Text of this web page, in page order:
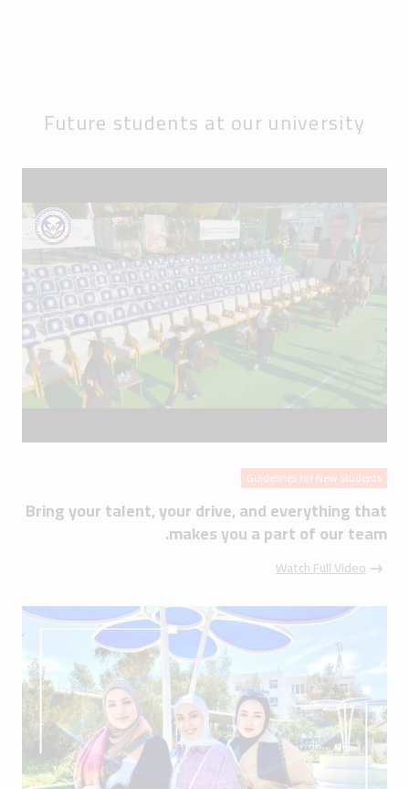
Future students at our university
Guidelines for New Students
Bring your talent, your drive, and everything that
makes you a part of our team.
Watch Full Video